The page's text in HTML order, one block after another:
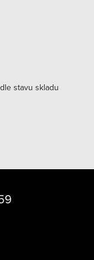
stavu skladu